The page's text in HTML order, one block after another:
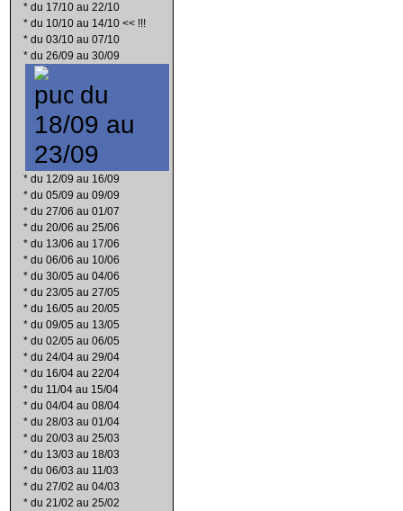
* du 17/10 au 22/10
* du 10/10 au 14/10 << !!!
* du 03/10 au 07/10
* du 26/09 au 30/09
du
18/09 au
23/09
* du 12/09 au 16/09
* du 05/09 au 09/09
* du 27/06 au 01/07
* du 20/06 au 25/06
* du 13/06 au 17/06
* du 06/06 au 10/06
* du 30/05 au 04/06
* du 23/05 au 27/05
* du 16/05 au 20/05
* du 09/05 au 13/05
* du 02/05 au 06/05
* du 24/04 au 29/04
* du 16/04 au 22/04
* du 11/04 au 15/04
* du 04/04 au 08/04
* du 28/03 au 01/04
* du 20/03 au 25/03
* du 13/03 au 18/03
* du 06/03 au 11/03
* du 27/02 au 04/03
* du 21/02 au 25/02